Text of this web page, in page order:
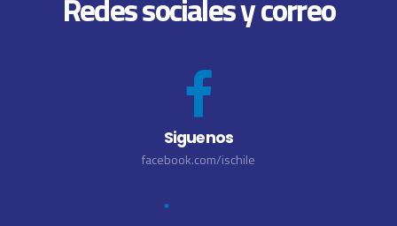
Siguenos
facebook.com/ischile